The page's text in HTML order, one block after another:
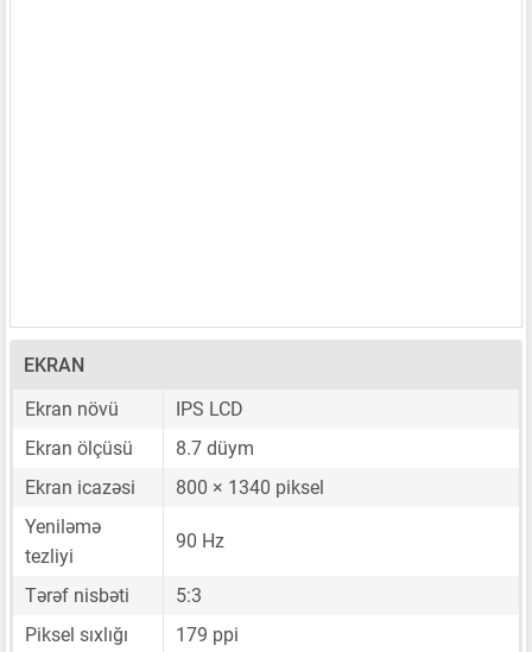
EKRAN
Ekran növü
IPS LCD
Ekran ölçüsü
8.7 düym
Ekran icazəsi
800 × 1340 piksel
Yeniləmə
tezliyi
90 Hz
Tərəf nisbəti
5:3
Piksel sıxlığı
179 ppi